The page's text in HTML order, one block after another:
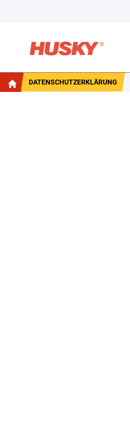
DATENSCHUTZERKLÄRUNG